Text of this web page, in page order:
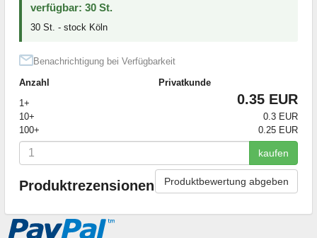
verfügbar: 30 St.
30 St. - stock Köln
Benachrichtigung bei Verfügbarkeit
Anzahl
Privatkunde
1+
0.35 EUR
10+
0.3 EUR
100+
0.25 EUR
kaufen
Produktrezensionen Produktbewertung abgeben